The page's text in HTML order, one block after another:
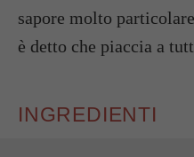
sapore molto
è detto che piaccia a
INGREDIENTI